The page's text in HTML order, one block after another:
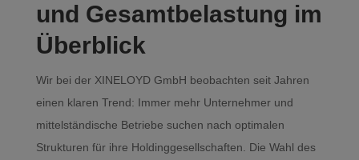
und Gesamtbelastung im
Überblick
Wir bei der XINELOYD GmbH beobachten seit Jahren
einen klaren Trend: Immer mehr Unternehmer und
mittelständische Betriebe suchen nach optimalen
Strukturen für ihre Holdinggesellschaften. Die Wahl des